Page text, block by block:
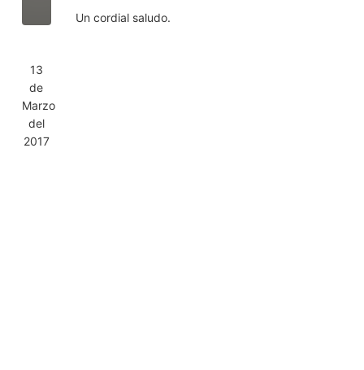
13
de
Marzo
del
2017
Un cordial saludo.